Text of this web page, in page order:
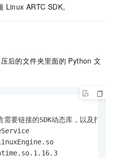
Linux ARTC SDK。
后的文件夹里面的 Python 文
要链接的SDK动态库，以及打包